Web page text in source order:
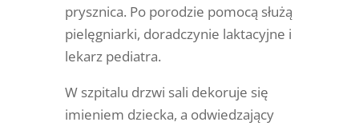
prysznica. Po porodzie pomocą służą
pielęgniarki, doradczynie laktacyjne i
lekarz pediatra.
W szpitalu drzwi sali dekoruje się
imieniem dziecka, a odwiedzający